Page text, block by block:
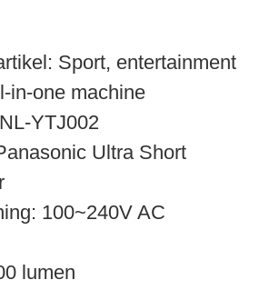
Sport, entertainment
in-one machine
YTJ002
Ultra Short
100~240V AC
lumen